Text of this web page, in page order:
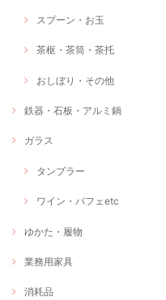
スプーン・お玉
茶枢・茶筒・茶托
おしぼり・その他
鉄器・石板・アルミ鍋
ガラス
タンブラー
ワイン・パフェetc
ゆかた・履物
業務用家具
消耗品